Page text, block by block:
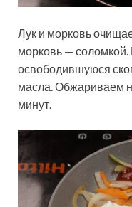
Лук и морковь
морковь —
освободившуюся
масла. Обжариваем
минут.